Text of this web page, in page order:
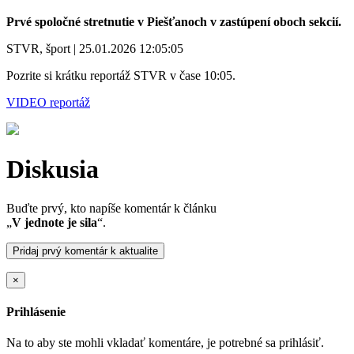
Prvé spoločné stretnutie v Piešťanoch v zastúpení oboch sekcií.
STVR, šport | 25.01.2026 12:05:05
Pozrite si krátku reportáž STVR v čase 10:05.
VIDEO reportáž
Diskusia
Buďte prvý, kto napíše komentár k článku
„V jednote je sila“.
Pridaj prvý komentár k aktualite
×
Prihlásenie
Na to aby ste mohli vkladať komentáre, je potrebné sa prihlásiť.